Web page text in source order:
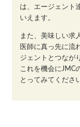
は、エージェント
いえます。
また、美味しい求
医師に真っ先に流
ジェントとつなが
これを機会にJMC
とってみてくださ